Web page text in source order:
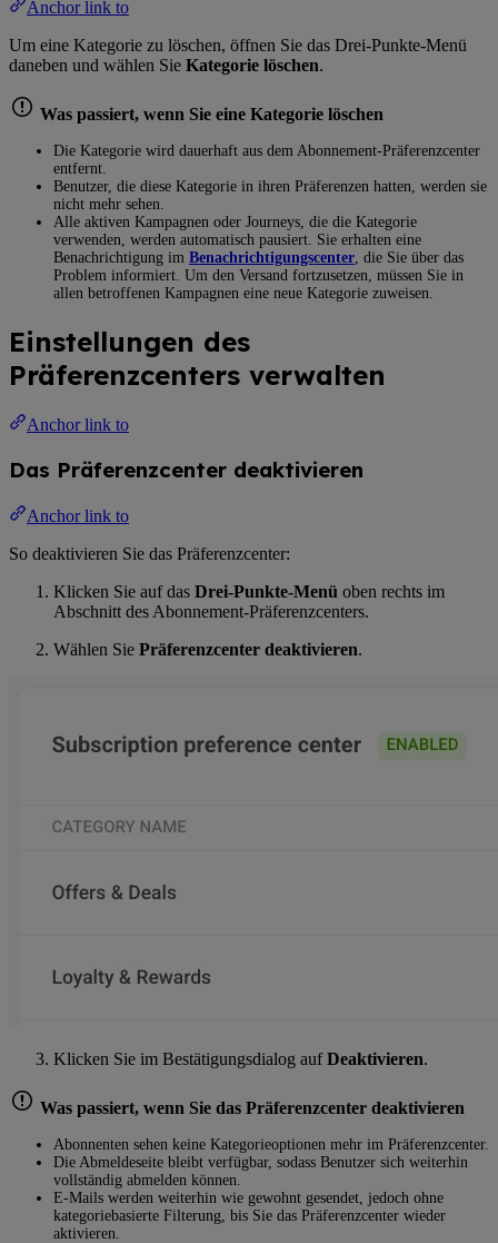
Anchor link to
Um eine Kategorie zu löschen, öffnen Sie das Drei-Punkte-Menü
daneben und wählen Sie Kategorie löschen.
Was passiert, wenn Sie eine Kategorie löschen
Die Kategorie wird dauerhaft aus dem Abonnement-Präferenzcenter
entfernt.
Benutzer, die diese Kategorie in ihren Präferenzen hatten, werden sie
nicht mehr sehen.
Alle aktiven Kampagnen oder Journeys, die die Kategorie
verwenden, werden automatisch pausiert. Sie erhalten eine
Benachrichtigung im Benachrichtigungscenter , die Sie über das
Problem informiert. Um den Versand fortzusetzen, müssen Sie in
allen betroffenen Kampagnen eine neue Kategorie zuweisen.
Einstellungen des
Präferenzcenters verwalten
Anchor link to
Das Präferenzcenter deaktivieren
Anchor link to
So deaktivieren Sie das Präferenzcenter:
Klicken Sie auf das Drei-Punkte-Menü oben rechts im
Abschnitt des Abonnement-Präferenzcenters.
Wählen Sie Präferenzcenter deaktivieren.
Klicken Sie im Bestätigungsdialog aufDeaktivieren.
Was passiert, wenn Sie das Präferenzcenter deaktivieren
Abonnenten sehen keine Kategorieoptionen mehr im Präferenzcenter.
Die Abmeldeseite bleibt verfügbar, sodass Benutzer sich weiterhin
vollständig abmelden können.
E-Mails werden weiterhin wie gewohnt gesendet, jedoch ohne
kategoriebasierte Filterung, bis Sie das Präferenzcenter wieder
aktivieren.